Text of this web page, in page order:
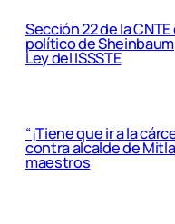
Sección 22 de la
político de
Ley del ISSSTE
“¡Tiene que ir a la
contra alcalde de
maestros